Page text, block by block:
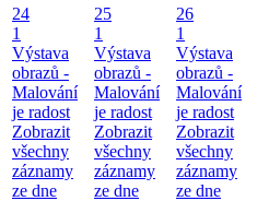
24
1
Výstava
obrazů -
Malování
je radost
Zobrazit
všechny
záznamy
ze dne
25
1
Výstava
obrazů -
Malování
je radost
Zobrazit
všechny
záznamy
ze dne
26
1
Výstava
obrazů -
Malování
je radost
Zobrazit
všechny
záznamy
ze dne